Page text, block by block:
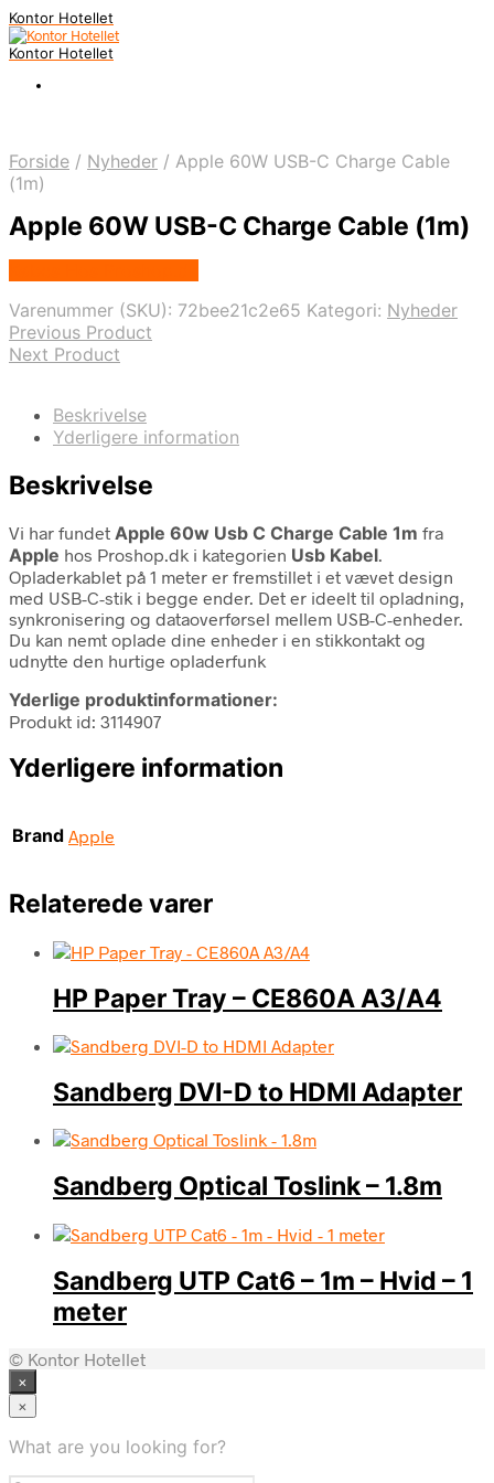
Kontor Hotellet
Kontor Hotellet
Forside / Nyheder / Apple 60W USB-C Charge Cable
(1m)
Apple 60W USB-C Charge Cable (1m)
Varenummer (SKU): 72bee21c2e65 Kategori: Nyheder
Previous Product
Next Product
Beskrivelse
Yderligere information
Beskrivelse
Vi har fundet Apple 60w Usb C Charge Cable 1m fra
Apple hos Proshop.dk i kategorien Usb Kabel.
Opladerkablet på 1 meter er fremstillet i et vævet design
med USB-C-stik i begge ender. Det er ideelt til opladning,
synkronisering og dataoverførsel mellem USB-C-enheder.
Du kan nemt oplade dine enheder i en stikkontakt og
udnytte den hurtige opladerfunk
Yderlige produktinformationer:
Produkt id: 3114907
Yderligere information
Brand Apple
Relaterede varer
HP Paper Tray – CE860A A3/A4
Sandberg DVI-D to HDMI Adapter
Sandberg Optical Toslink – 1.8m
Sandberg UTP Cat6 – 1m – Hvid – 1
meter
© Kontor Hotellet
×
×
What are you looking for?